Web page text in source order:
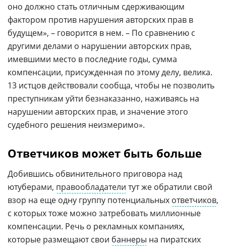
оно должно стать отличным сдерживающим
фактором против нарушения авторских прав в
будущем», – говорится в нем. – По сравнению с
другими делами о нарушении авторских прав,
имевшими место в последние годы, сумма
компенсации, присужденная по этому делу, велика.
13 истцов действовали сообща, чтобы не позволить
преступникам уйти безнаказанно, наживаясь на
нарушении авторских прав, и значение этого
судебного решения неизмеримо».
Ответчиков может быть больше
Добившись обвинительного приговора над
ютуберами, правообладатели тут же обратили свой
взор на еще одну группу потенциальных ответчиков,
с которых тоже можно затребовать миллионные
компенсации. Речь о рекламных компаниях,
которые размещают свои баннеры на пиратских